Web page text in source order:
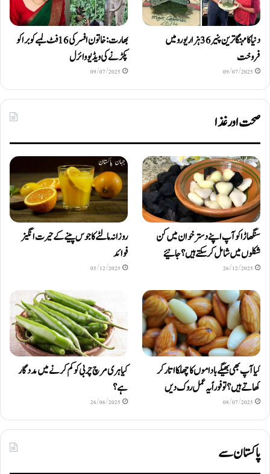
دنیا کا مہنگا ترین پنیر 36 ہزار یورو میں
فروخت
09/07/2025
بھارت: خاتون افسر کی 16 فٹ لمبے کوبرا کو
پکڑنے کی ویڈیو وائرل
09/07/2025
صحت اور غذا
سنگھاڑا کو آپ اپنے دستر خوان میں کن
شکلوں میں شامل کرسکتے ہیں ؟ جانیئے
26/12/2025
روزانہ مالٹے کا جوس پینے کے حیرت انگیز
فوائد
05/12/2025
کیا آپ بھی بھیگے باداموں کا چھلکا اتار کر
کھاتے ہیں؟ تو فوراً یہ عمل روک دیں
08/07/2025
کیا ہری مرچ چربی کو کم کرنے میں مددگار
ہے؟
26/06/2025
پاکستان سے